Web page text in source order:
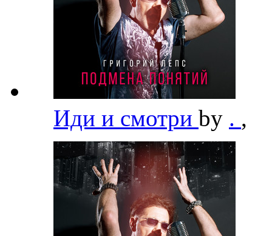
Иди и смотри by . ,